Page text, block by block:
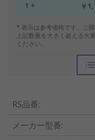
1 + ￥
* 表示は参考価格です。ご
上記数量を大きく超える大
ください。
RS品番:
メーカー型番: